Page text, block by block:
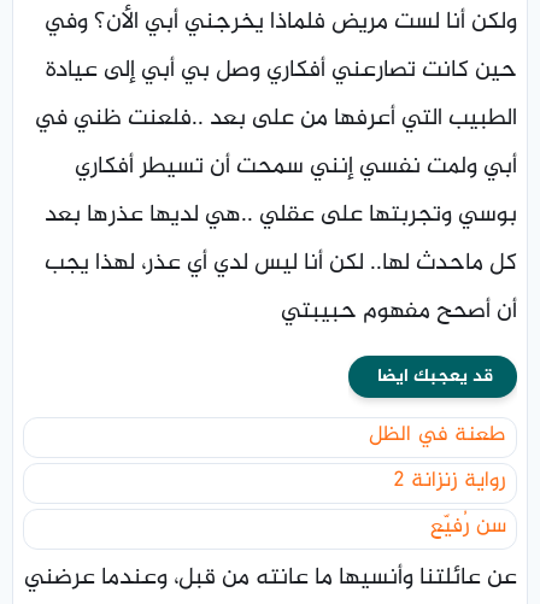
ولكن أنا لست مريض فلماذا يخرجني أبي الأن؟ وفي
حين كانت تصارعني أفكاري وصل بي أبي إلى عيادة
الطبيب التي أعرفها من على بعد ..فلعنت ظني في
أبي ولمت نفسي إنني سمحت أن تسيطر أفكاري
بوسي وتجربتها على عقلي ..هي لديها عذرها بعد
كل ماحدث لها.. لكن أنا ليس لدي أي عذر، لهذا يجب
أن أصحح مفهوم حبيبتي
قد يعجبك ايضا
طعنة في الظل
رواية زنزانة 2
سن رُفيّع
عن عائلتنا وأنسيها ما عانته من قبل، وعندما عرضني